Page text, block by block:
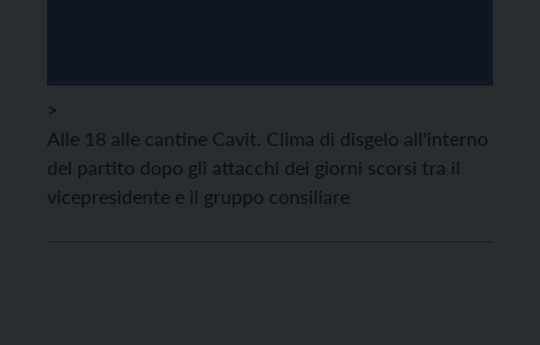
>
Alle 18 alle cantine Cavit. Clima di disgelo all'interno
del partito dopo gli attacchi dei giorni scorsi tra il
vicepresidente e il gruppo consiliare